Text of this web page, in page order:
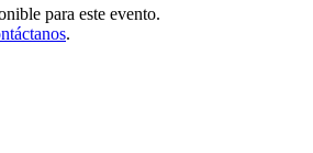
para este evento.
.